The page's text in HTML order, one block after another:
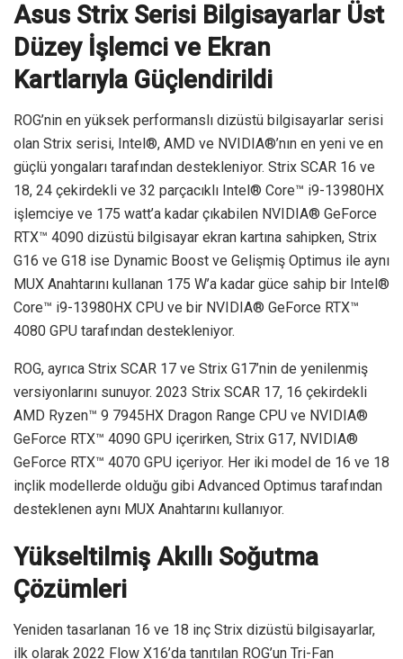
Asus Strix Serisi Bilgisayarlar Üst
Düzey İşlemci ve Ekran
Kartlarıyla Güçlendirildi
ROG’nin en yüksek performanslı dizüstü bilgisayarlar serisi
olan Strix serisi, Intel®, AMD ve NVIDIA®’nın en yeni ve en
güçlü yongaları tarafından destekleniyor. Strix SCAR 16 ve
18, 24 çekirdekli ve 32 parçacıklı Intel® Core™ i9-13980HX
işlemciye ve 175 watt’a kadar çıkabilen NVIDIA® GeForce
RTX™ 4090 dizüstü bilgisayar ekran kartına sahipken, Strix
G16 ve G18 ise Dynamic Boost ve Gelişmiş Optimus ile aynı
MUX Anahtarını kullanan 175 W’a kadar güce sahip bir Intel®
Core™ i9-13980HX CPU ve bir NVIDIA® GeForce RTX™
4080 GPU tarafından destekleniyor.
ROG, ayrıca Strix SCAR 17 ve Strix G17’nin de yenilenmiş
versiyonlarını sunuyor. 2023 Strix SCAR 17, 16 çekirdekli
AMD Ryzen™ 9 7945HX Dragon Range CPU ve NVIDIA®
GeForce RTX™ 4090 GPU içerirken, Strix G17, NVIDIA®
GeForce RTX™ 4070 GPU içeriyor. Her iki model de 16 ve 18
inçlik modellerde olduğu gibi Advanced Optimus tarafından
desteklenen aynı MUX Anahtarını kullanıyor.
Yükseltilmiş Akıllı Soğutma
Çözümleri
Yeniden tasarlanan 16 ve 18 inç Strix dizüstü bilgisayarlar,
ilk olarak 2022 Flow X16’da tanıtılan ROG’un Tri-Fan